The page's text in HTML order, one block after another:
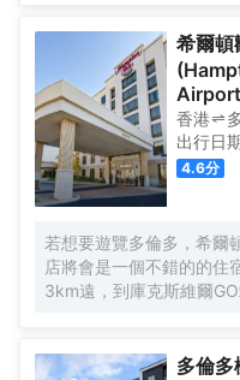
要場所—多倫多會議中心
際中心 (International
議設施是多倫多機場酒店
面積達21,000平方英尺以
動的理想場所。休閒旅客
附近的活拜娛樂中心
一號廣場 (Square One)
從酒店可以方便地進入
界級旅遊景點只有幾分鐘
喜歡我們的餐廳的佳餚和
都可在24小時健身中心鍛
室外鹽水泳池和熱水浴缸
希爾頓
由行套
香港
出行日
4.6分
若想要遊覽多倫多，希爾
店將會是一個不錯的的住
3km遠，到庫克斯維爾
West Mississauga Foot
多倫